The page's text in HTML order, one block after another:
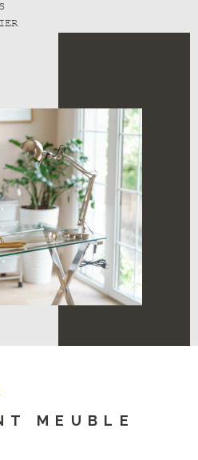
MEUBLE